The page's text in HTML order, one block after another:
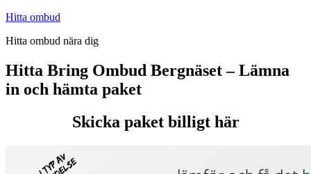
Hoppa
innehåll
Hitta ombud
Hitta ombud nära dig
Hitta Bring Ombud Bergnäset – Lämna
in och hämta paket
Skicka paket billigt här